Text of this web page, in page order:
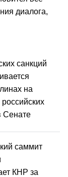
диалога,
санкций
на
Сенате
саммит
КНР за